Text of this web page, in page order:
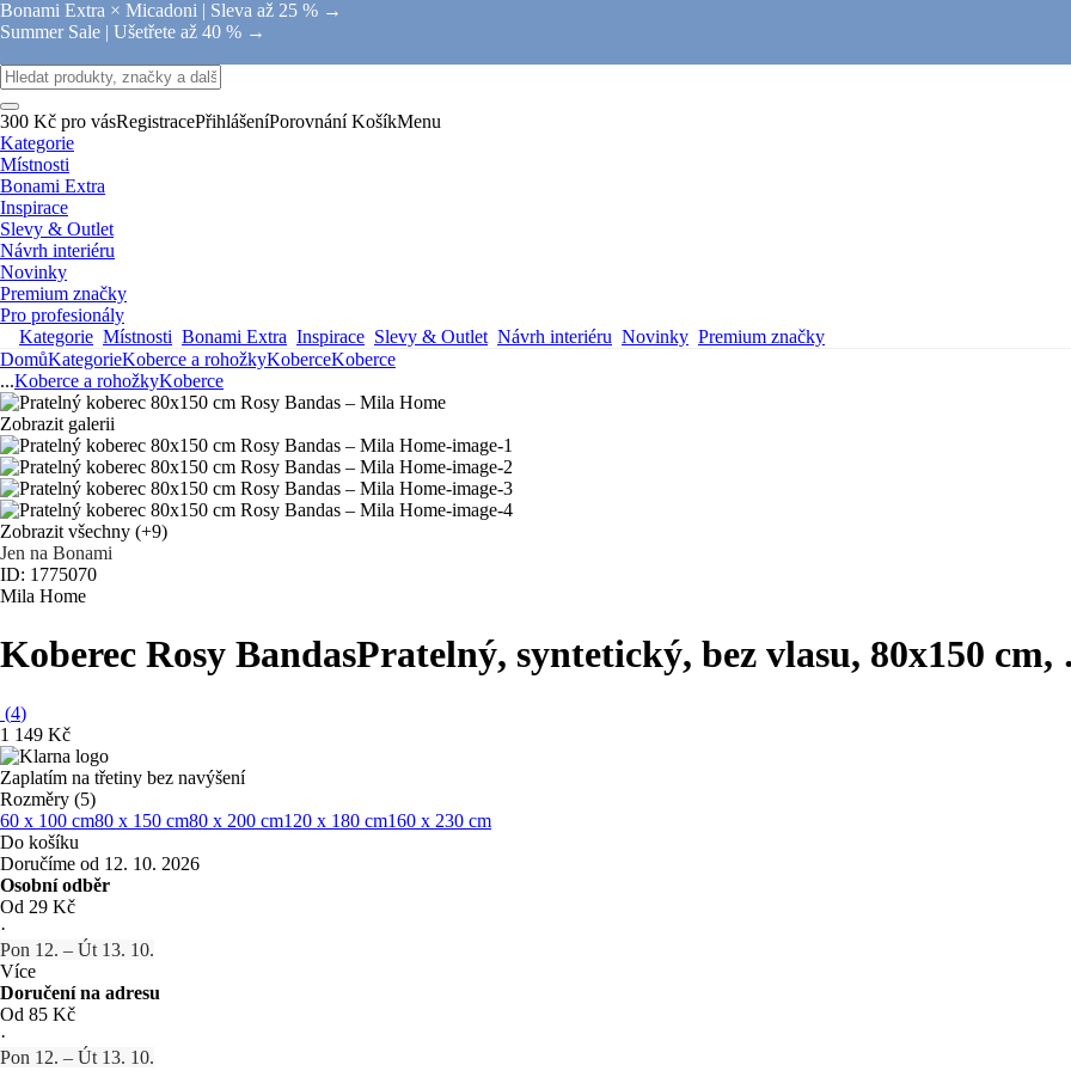
Bonami Extra × Micadoni | Sleva až 25 % →
Summer Sale | Ušetřete až 40 % →
300 Kč pro vásRegistracePřihlášeníPorovnání KošíkMenu
Kategorie
Místnosti
Bonami Extra
Inspirace
Slevy & Outlet
Návrh interiéru
Novinky
Premium značky
Pro profesionály
Kategorie Místnosti Bonami Extra Inspirace Slevy & Outlet Návrh interiéru Novinky Premium značky
DomůKategorieKoberce a rohožkyKoberceKoberce
...Koberce a rohožkyKoberce
Zobrazit galerii
Zobrazit všechny (+9)
Jen na Bonami
ID: 1775070
Mila Home
Koberec Rosy BandasPratelný, syntetický, bez vlasu, 80x150 cm,
(4)
1 149 Kč
Zaplatím na třetiny bez navýšení
Rozměry (5)
60 x 100 cm80 x 150 cm80 x 200 cm120 x 180 cm160 x 230 cm
Do košíku
Doručíme od 12. 10. 2026
Osobní odběr
Od 29 Kč
·
Pon 12. – Út 13. 10.
Více
Doručení na adresu
Od 85 Kč
·
Pon 12. – Út 13. 10.